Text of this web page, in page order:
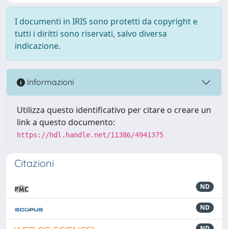
I documenti in IRIS sono protetti da copyright e
tutti i diritti sono riservati, salvo diversa
indicazione.
Informazioni
Utilizza questo identificativo per citare o creare un
link a questo documento:
https://hdl.handle.net/11386/4941375
Citazioni
ND
ND